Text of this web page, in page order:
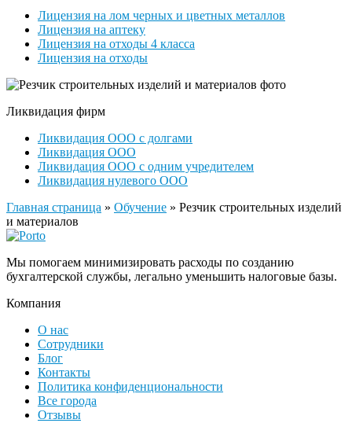
Лицензия на лом черных и цветных металлов
Лицензия на аптеку
Лицензия на отходы 4 класса
Лицензия на отходы
Ликвидация фирм
Ликвидация ООО с долгами
Ликвидация ООО
Ликвидация ООО с одним учредителем
Ликвидация нулевого ООО
Главная страница » Обучение » Резчик строительных изделий
и материалов
Мы помогаем минимизировать расходы по созданию
бухгалтерской службы, легально уменьшить налоговые базы.
Компания
О нас
Сотрудники
Блог
Контакты
Политика конфиденциональности
Все города
Отзывы